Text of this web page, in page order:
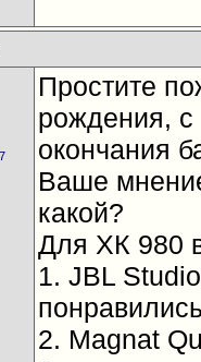
Простите
рождения, с
окончания
Ваше
какой?
Для ХК 980
1. JBL
2. Magnat